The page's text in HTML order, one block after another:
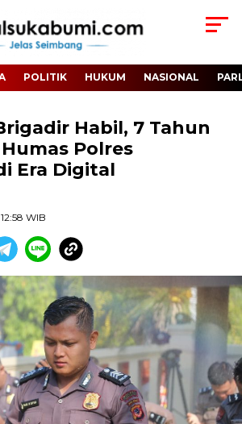
POLITIK HUKUM NASIONAL
Habil, 7 Tahun
Polres
Era Digital
WIB